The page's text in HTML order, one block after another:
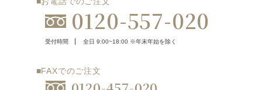
0120-557-020
受付時間 全日 9:00~18:00 ※年末年始を除く
■FAXでのご注文